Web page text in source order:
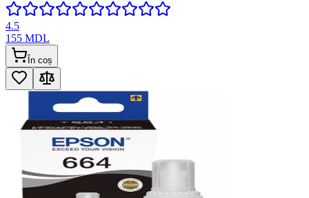
4.5
155 MDL
În coș